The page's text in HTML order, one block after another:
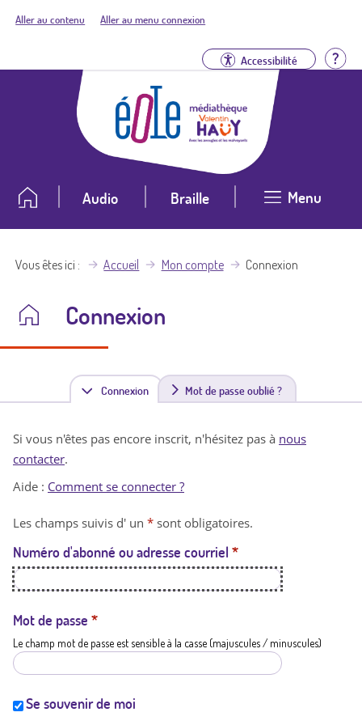
Aller au contenu Aller au menu connexion
Accessibilité
Audio Braille Menu
Vous êtes ici Accueil Mon compte Connexion
Connexion
Connexion(
n
t
a
t
i
Mot de passe oublié ?
Si vous n'êtes pas encore inscrit, n'hésitez pas à nous
contacter.
Aide : Comment se connecter ?
Les champs suivis d' un * sont obligatoires.
Numéro d'abonné ou adresse courriel *
Mot de passe *
Le champ mot de passe est sensible à la casse (majuscules / minuscules)
Se souvenir de moi